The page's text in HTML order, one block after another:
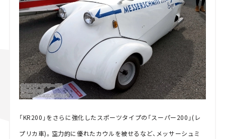
「KR200」をさらに強化したスポーツタイプの「スーパー200」(レ
プリカ車)。空力的に優れたカウルを被せるなど、メッサーシュミ